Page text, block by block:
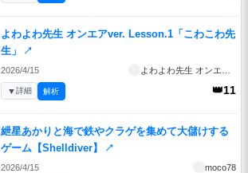
よわよわ先生 オンエアver. Lesson.1「こわこわ先
生」
↗
2026/4/15
👑11
▼詳細 解析
紲星あかりと海で鉄やクラゲを集めて大儲けする
ゲーム【Shelldiver】
↗
2026/4/15 moco78